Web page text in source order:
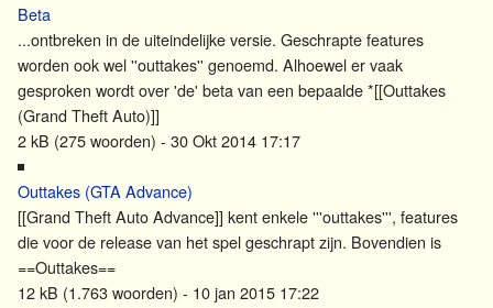
Beta
...ontbreken in de uiteindelijke versie. Geschrapte features
worden ook wel ''outtakes'' genoemd. Alhoewel er vaak
gesproken wordt over 'de' beta van een bepaalde *[[Outtakes
(Grand Theft Auto)]]
2 kB (275 woorden) - 30 Okt 2014 17:17
Outtakes (GTA Advance)
[[Grand Theft Auto Advance]] kent enkele '''outtakes''', features
die voor de release van het spel geschrapt zijn. Bovendien is
==Outtakes==
12 kB (1.763 woorden) - 10 jan 2015 17:22